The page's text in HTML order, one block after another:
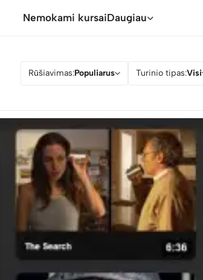
Nemokami kursaiDaugiau
Rūšiavimas:Populiarus Turinio tipas:Visi